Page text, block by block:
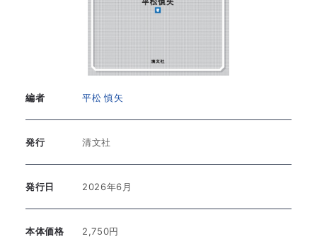
編者 平松 慎矢
発行 清文社
発行日 2026年6月
本体価格 2,750円